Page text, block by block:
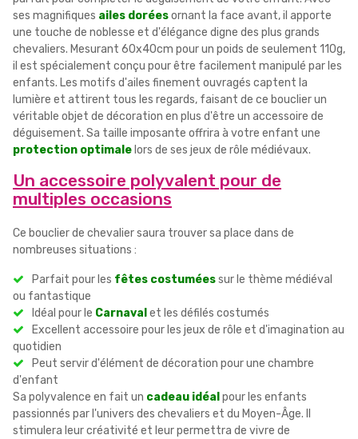
ses magnifiques ailes doréesornant la face avant, il apporte
une touche de noblesse et d'élégance digne des plus grands
chevaliers. Mesurant 60x40cm pour un poids de seulement 110g,
il est spécialement conçu pour être facilement manipulé par les
enfants. Les motifs d'ailes finement ouvragés captent la
lumière et attirent tous les regards, faisant de ce bouclier un
véritable objet de décoration en plus d'être un accessoire de
déguisement. Sa taille imposante offrira à votre enfant une
protection optimale lors de ses jeux de rôle médiévaux.
Un accessoire polyvalent pour de
multiples occasions
Ce bouclier de chevalier saura trouver sa place dans de
nombreuses situations :
Parfait pour les fêtes costuméessur le thème médiéval
ou fantastique
Idéal pour le Carnaval et les défilés costumés
Excellent accessoire pour les jeux de rôle et d'imagination au
quotidien
Peut servir d'élément de décoration pour une chambre
d'enfant
Sa polyvalence en fait un cadeau idéal pour les enfants
passionnés par l'univers des chevaliers et du Moyen-Âge. Il
stimulera leur créativité et leur permettra de vivre de